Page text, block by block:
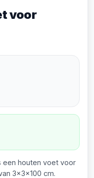
voor
een houten voet voor
3x3x100 cm.